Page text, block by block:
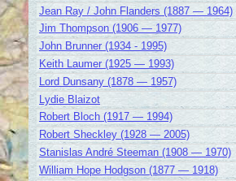
Jean Ray / John Flanders (1887 — 1964)
Jim Thompson (1906 — 1977)
John Brunner (1934 - 1995)
Keith Laumer (1925 — 1993)
Lord Dunsany (1878 — 1957)
Lydie Blaizot
Robert Bloch (1917 — 1994)
Robert Sheckley (1928 — 2005)
Stanislas André Steeman (1908 — 1970)
William Hope Hodgson (1877 — 1918)